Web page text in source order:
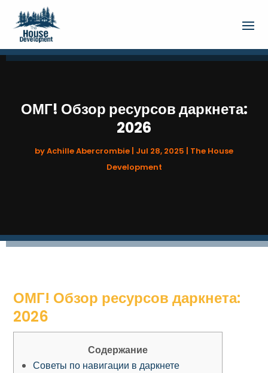
ОМГ! Обзор ресурсов даркнета:
2026
byAchille Abercrombie | Jul 28, 2025 | The House
Development
ОМГ! Обзор ресурсов даркнета:
2026
Содержание
Советы по навигации в даркнете